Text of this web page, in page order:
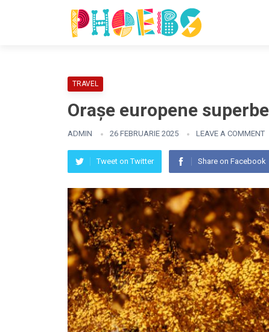
TRAVEL
Orașe europene
ADMIN 26 FEBRUARIE 2025 LEAVE A COMMENT
Tweet on Twitter Share on Facebook